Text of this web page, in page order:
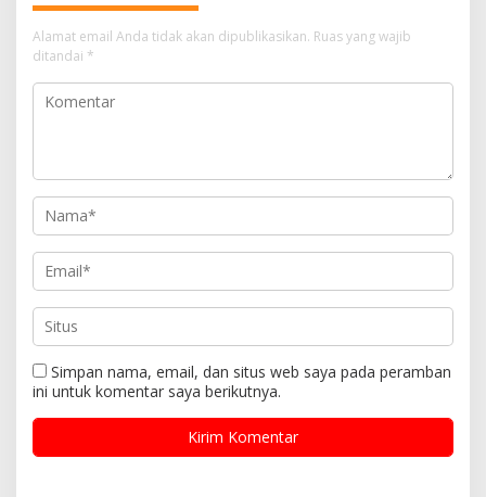
Alamat email Anda tidak akan dipublikasikan. Ruas yang wajib
ditandai *
Simpan nama, email, dan situs web saya pada peramban
ini untuk komentar saya berikutnya.